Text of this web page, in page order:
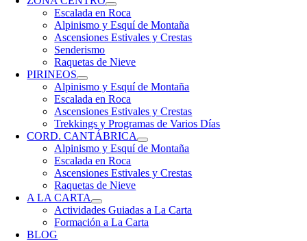
Escalada en Roca
Alpinismo y Esquí de Montaña
Ascensiones Estivales y Crestas
Senderismo
Raquetas de Nieve
PIRINEOS
Alpinismo y Esquí de Montaña
Escalada en Roca
Ascensiones Estivales y Crestas
Trekkings y Programas de Varios Días
CORD. CANTÁBRICA
Alpinismo y Esquí de Montaña
Escalada en Roca
Ascensiones Estivales y Crestas
Raquetas de Nieve
A LA CARTA
Actividades Guiadas a La Carta
Formación a La Carta
BLOG